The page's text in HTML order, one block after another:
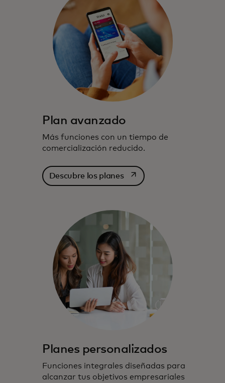
Plan avanzado
Más funciones con un tiempo de
comercialización reducido.
Descubre los planesse abre en una pestaña
Planes personalizados
Funciones integrales diseñadas para
alcanzar tus objetivos empresariales